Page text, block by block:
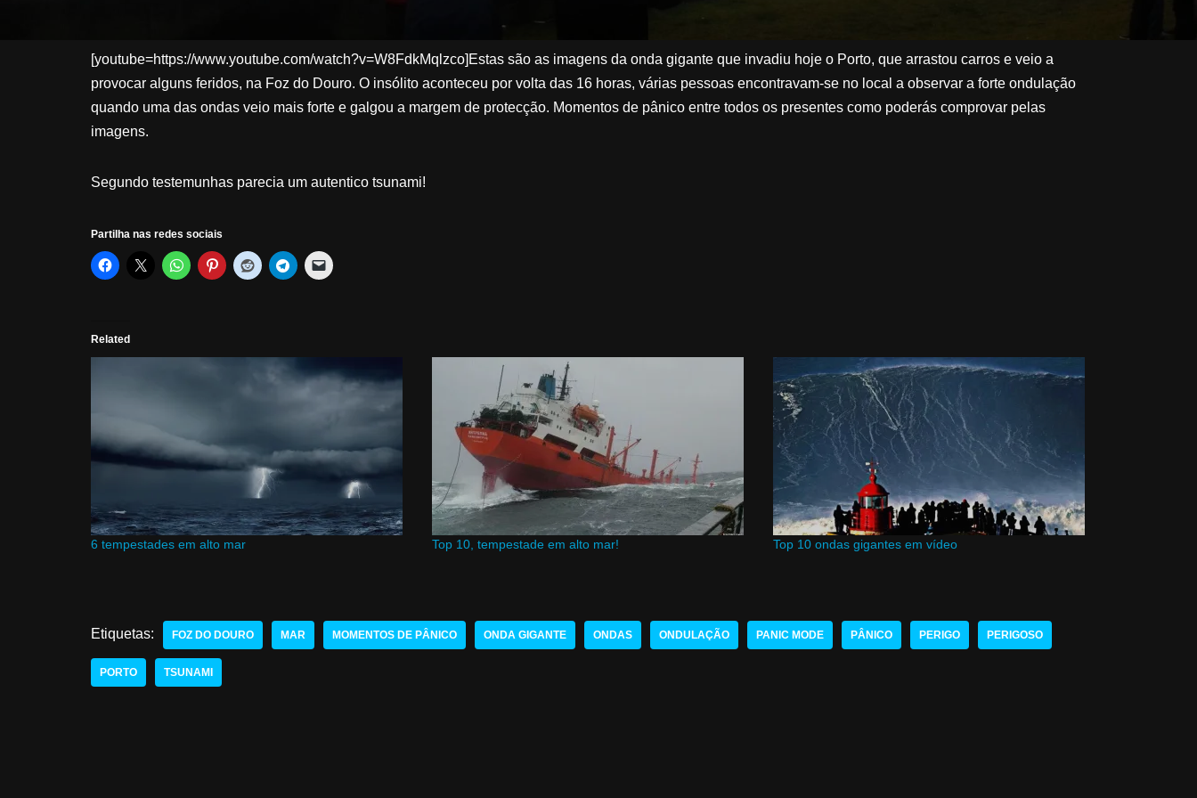
[youtube=https://www.youtube.com/watch?v=W8FdkMqlzco]Estas são as imagens da onda gigante que invadiu hoje o Porto, que arrastou carros e veio a
provocar alguns feridos, na Foz do Douro. O insólito aconteceu por volta das 16 horas, várias pessoas encontravam-se no local a observar a forte ondulação
quando uma das ondas veio mais forte e galgou a margem de protecção. Momentos de pânico entre todos os presentes como poderás comprovar pelas
imagens.
Segundo testemunhas parecia um autentico tsunami!
Partilha nas redes sociais
Related
6 tempestades em alto mar Top 10, tempestade em alto mar! Top 10 ondas gigantes em vídeo
Etiquetas: FOZ DO DOURO MAR MOMENTOS DE PÂNICO ONDA GIGANTE ONDAS ONDULAÇÃO PANIC MODE PÂNICO PERIGO PERIGOSO
PORTO TSUNAMI